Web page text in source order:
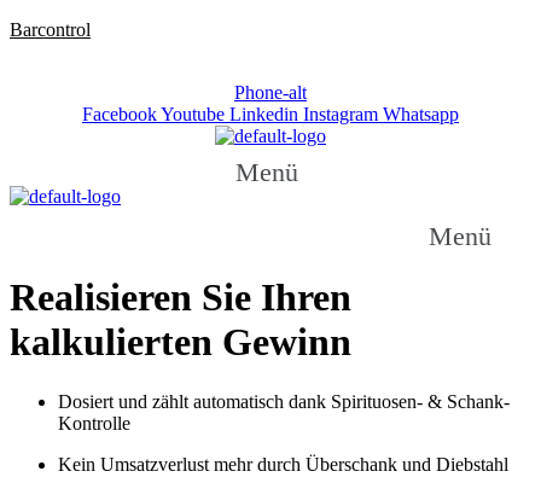
Barcontrol
Phone-alt
FacebookYoutube Linkedin Instagram Whatsapp
Menü
Menü
Realisieren Sie Ihren
kalkulierten Gewinn
Dosiert und zählt automatisch dank Spirituosen- & Schank-
Kontrolle
Kein Umsatzverlust mehr durch Überschank und Diebstahl